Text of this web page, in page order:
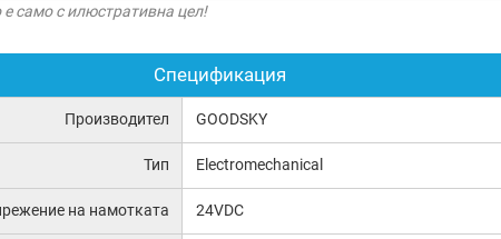
само с илюстративна цел!
Спецификация
Производител GOODSKY
Тип Electromechanical
на намотката 24VDC